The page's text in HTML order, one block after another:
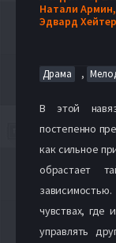
Натали Армин,
Эдвард
Драма ,
В этой
постепенно
как сильное
обрастает
чувствах, где
управлять